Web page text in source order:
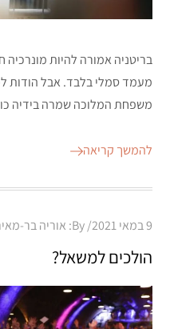
בריטניה אמורה להיות
מעמד סמלי בלבד. אבל הודות
משפחת המלוכה שמרה בידיה
להמשך קריאה
Posted
9 במאי 2021 By: אוריה בר-
הולכים למשאל?